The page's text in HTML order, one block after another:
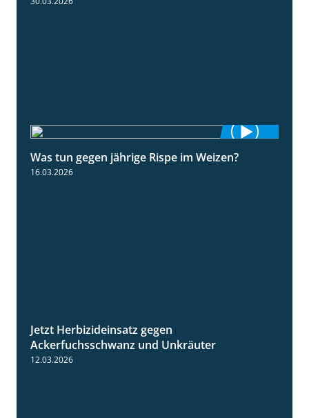
1:15
Was tun gegen jährige Rispe im Weizen?
16.03.2026
Jetzt Herbizideinsatz gegen
Ackerfuchsschwanz und Unkräuter
12.03.2026